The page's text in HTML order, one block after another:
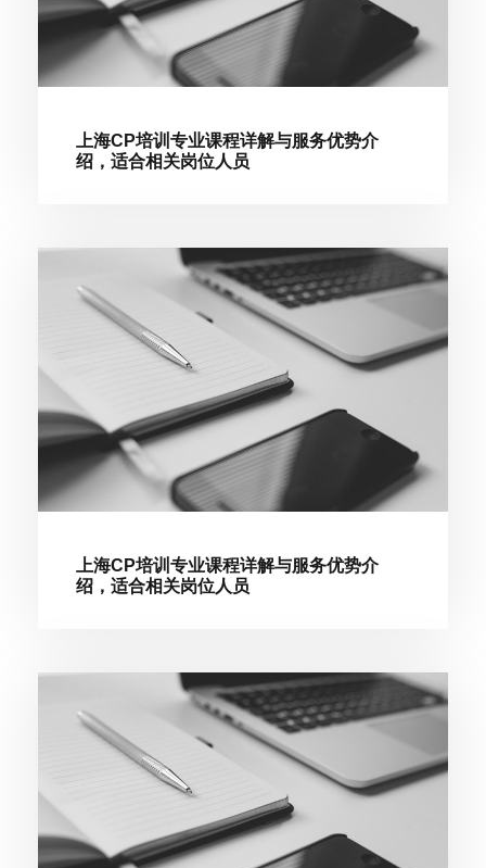
上海CP培训专业课程详解与服务优势介
绍，适合相关岗位人员
上海CP培训专业课程详解与服务优势介
绍，适合相关岗位人员